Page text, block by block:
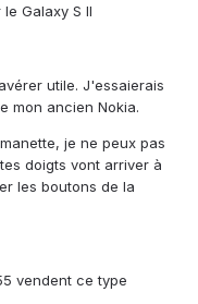
Galaxy S II
utile. J'essaierais
mon ancien Nokia.
je ne peux pas
doigts vont arriver à
les boutons de la
vendent ce type